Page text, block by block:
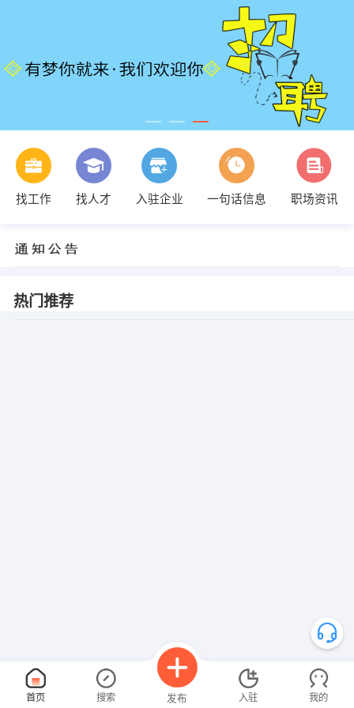
找工作 找人才 入驻企业 一句话信息 职场资讯
热门推荐
首页 搜索 发布 入驻 我的